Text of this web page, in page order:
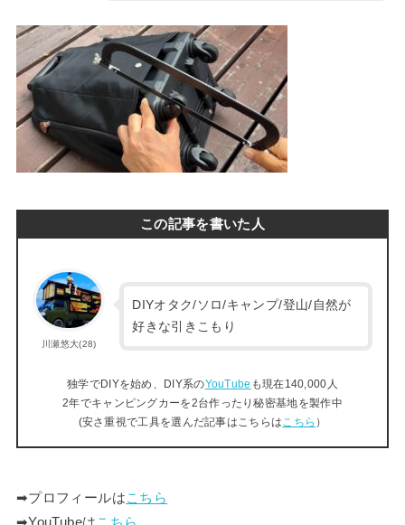
この記事を書いた人
川瀬悠大(28)
DIYオタク/ソロ/キャンプ/登山/自然が
好きな引きこもり
独学でDIYを始め、DIY系のYouTube も現在140,000人
2年でキャンピングカーを2台作ったり秘密基地を製作中
(安さ重視で工具を選んだ記事はこちらは こちら ）
➡︎プロフィールはこちら